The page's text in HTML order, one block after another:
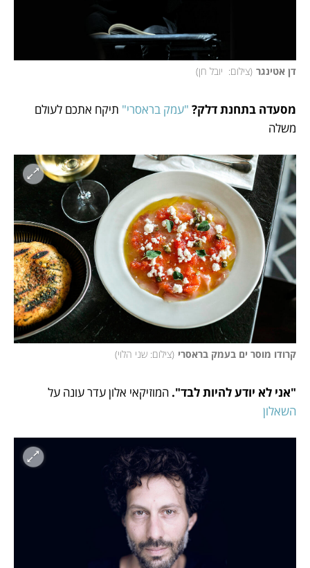
דן אטינגר (צילום:  יובל חן)
מסעדה בתחנת דלק? "עמק בראסרי"
משלה
קרודו מוסר ים בעמק בראסרי (צילום: שני הלוי)
"אני לא יודע להיות לבד". המוזיקאי אלון עדר עונה על
השאלון